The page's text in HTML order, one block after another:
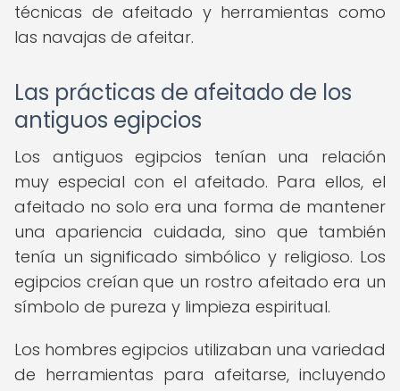
técnicas de afeitado y herramientas como
las navajas de afeitar.
Las prácticas de afeitado de los
antiguos egipcios
Los antiguos egipcios tenían una relación
muy especial con el afeitado. Para ellos, el
afeitado no solo era una forma de mantener
una apariencia cuidada, sino que también
tenía un significado simbólico y religioso. Los
egipcios creían que un rostro afeitado era un
símbolo de pureza y limpieza espiritual.
Los hombres egipcios utilizaban una variedad
de herramientas para afeitarse, incluyendo